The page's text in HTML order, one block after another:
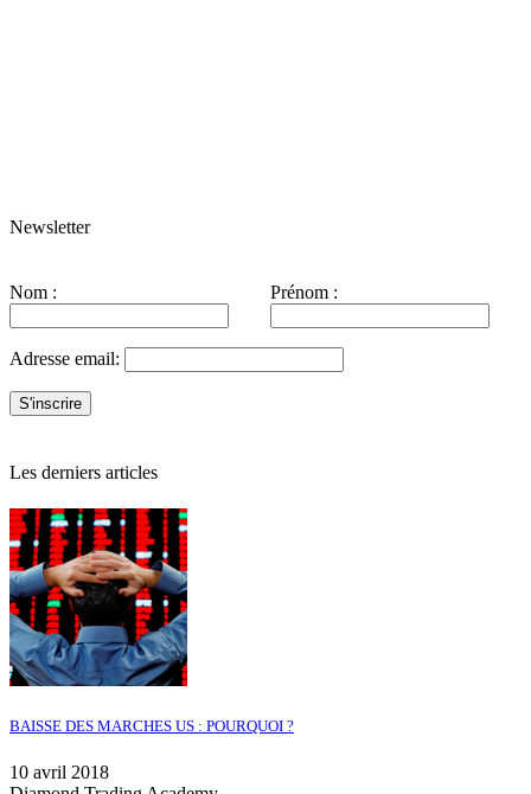
Newsletter
Nom : Prénom :
Adresse email:
Les derniers articles
BAISSE DES MARCHES US : POURQUOI ?
10 avril 2018